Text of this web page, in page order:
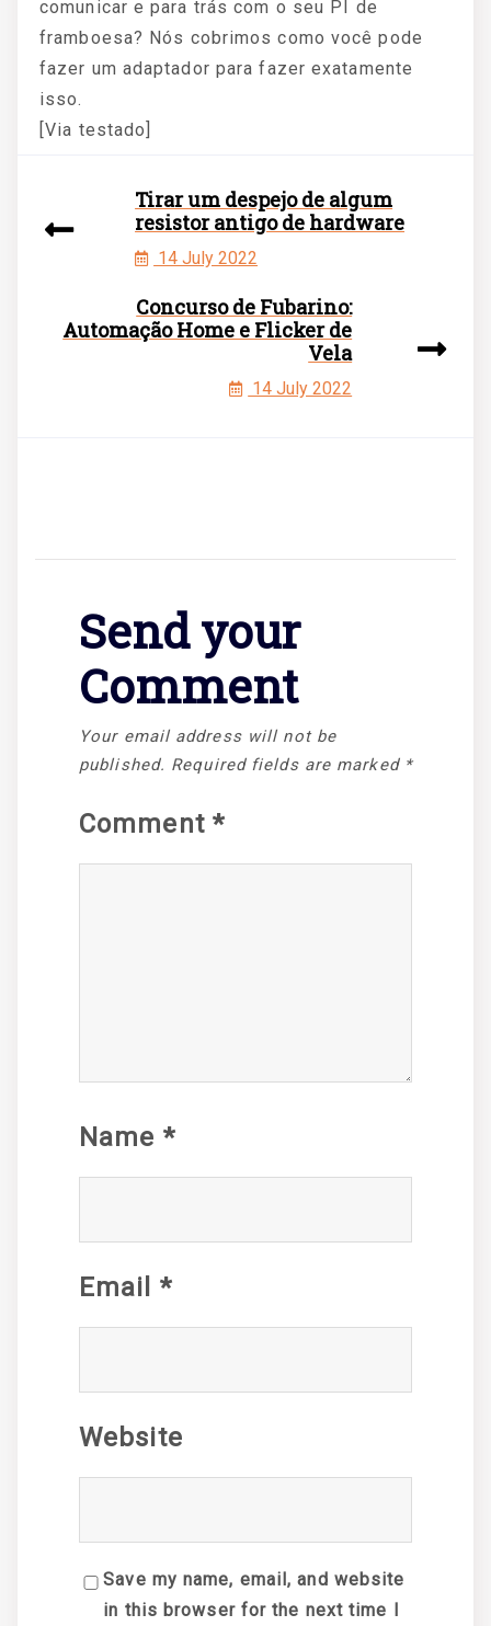
comunicar e para trás com o seu PI de
framboesa? Nós cobrimos como você pode
fazer um adaptador para fazer exatamente
isso.
[Via testado]
Tirar um despejo de algum
resistor antigo de hardware
14 July 2022
Concurso de Fubarino:
Automação Home e Flicker de
Vela
14 July 2022
Send your
Comment
Your email address will not be
published. Required fields are marked *
Comment *
Name *
Email *
Website
Save my name, email, and website
in this browser for the next time I